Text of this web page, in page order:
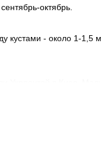
октябрь.
кустами - около 1-1,5